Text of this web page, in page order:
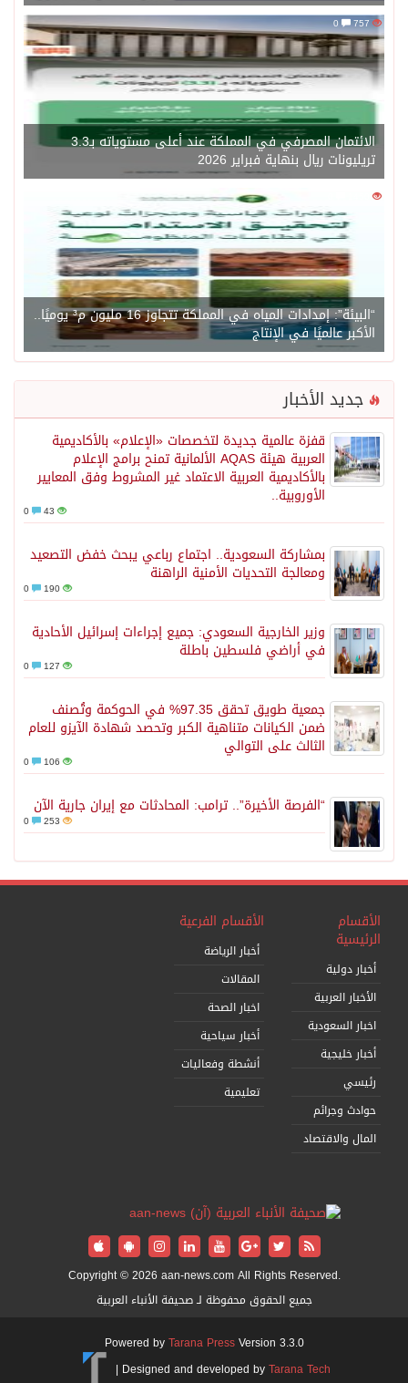
757
0
الائتمان المصرفي في المملكة عند أعلى مستوياته بـ3.3
تريليونات ريال بنهاية فبراير 2026
1450
“البيئة”: إمدادات المياه في المملكة تتجاوز 16 مليون م³ يوميًا..
الأكبر عالميًا في الإنتاج
جديد الأخبار
قفزة عالمية جديدة لتخصصات «الإعلام» بالأكاديمية
العربية هيئة AQAS الألمانية تمنح برامج الإعلام
بالأكاديمية العربية الاعتماد غير المشروط وفق المعايير
الأوروبية..
43
بمشاركة السعودية.. اجتماع رباعي يبحث خفض التصعيد
ومعالجة التحديات الأمنية الراهنة
190
وزير الخارجية السعودي: جميع إجراءات إسرائيل الأحادية
في أراضي فلسطين باطلة
127
جمعية طويق تحقق 97.35% في الحوكمة وتُصنف
ضمن الكيانات متناهية الكبر وتحصد شهادة الآيزو للعام
الثالث على التوالي
106
“الفرصة الأخيرة”.. ترامب: المحادثات مع إيران جارية الآن
253
الأقسام
الرئيسية
أخبار دولية
الأخبار العربية
اخبار السعودية
أخبار خليجية
رئيسي
حوادث وجرائم
المال والاقتصاد
الأقسام الفرعية
أخبار الرياضة
المقالات
اخبار الصحة
أخبار سياحية
أنشطة وفعاليات
تعليمية
Copyright © 2026 aan-news.com All Rights Reserved.
جميع الحقوق محفوظة لـ صحيفة الأنباء العربية
Powered byTarana PressVersion 3.3.0
Designed and developed byTarana Tech
|